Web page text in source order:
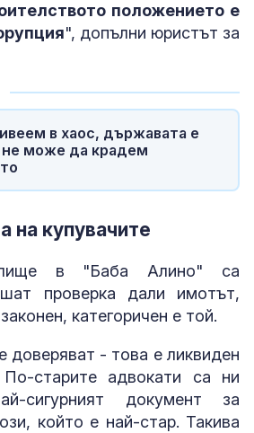
положението е
", допълни юристът за
в хаос, държавата е
не може да крадем
на купувачите
в "Баба Алино" са
проверка дали имотът,
категоричен е той.
доверяват - това е ликвиден
старите адвокати са ни
сигурният документ за
който е най-стар. Такива